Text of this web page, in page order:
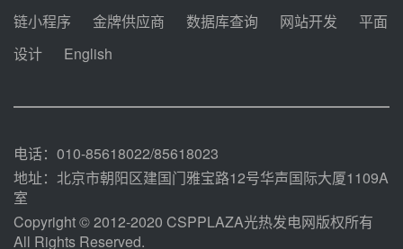
迪尔化工预中标华能西安热工院
2026-2029年熔盐介质框架协议
100MW光热项目机组调试及性能
链小程序
金牌供应商 数据库查询 网站开发
平面
设计
English
电话：010-85618022/85618023
地址：北京市朝阳区建国门雅宝路12号华声国际大厦1109A
室
Copyright © 2012-2020 CSPPLAZA光热发电网版权所有
All Rights Reserved.